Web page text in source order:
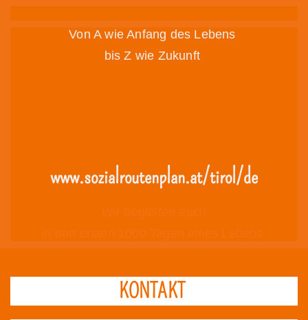
Von A wie Anfang des Lebens
bis Z wie Zukunft
www.sozialroutenplan.at/tirol/de
KONTAKT